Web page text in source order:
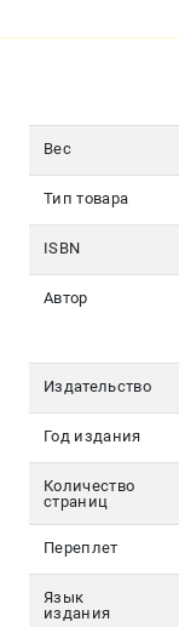
Вес
Тип товара
ISBN
Автор
Издательство
Год издания
Количество
страниц
Переплет
Язык
издания